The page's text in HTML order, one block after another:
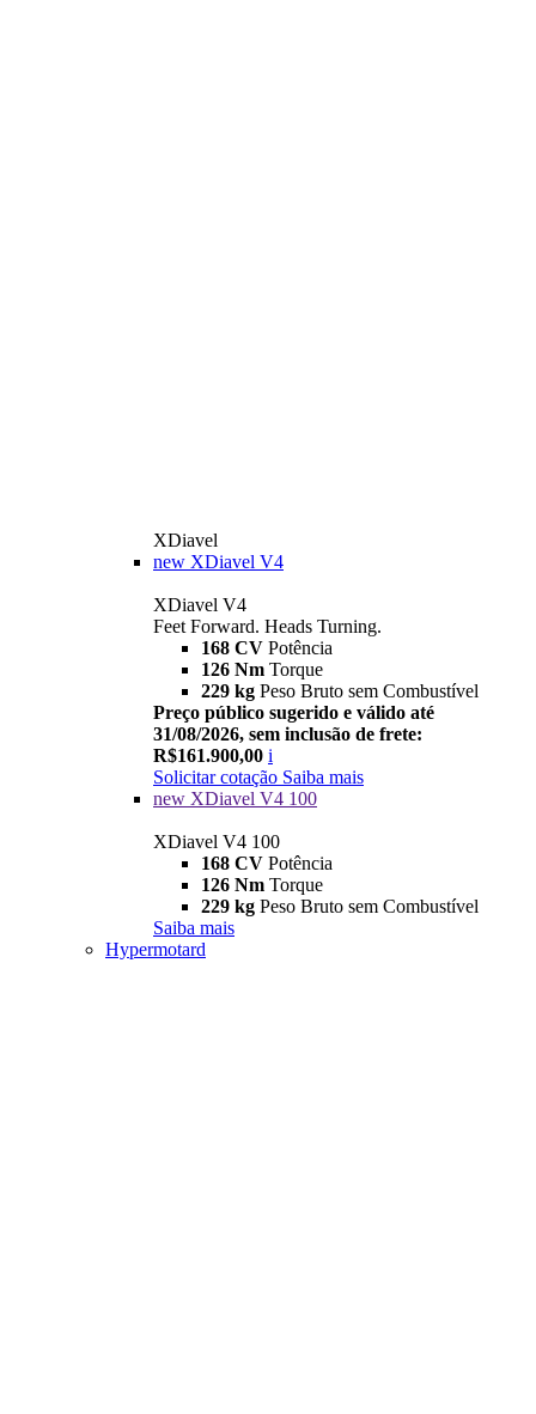
XDiavel
new XDiavel V4
XDiavel V4
Feet Forward. Heads Turning.
168 CV Potência
126 Nm Torque
229 kg Peso Bruto sem Combustível
Preço público sugerido e válido até
31/08/2026, sem inclusão de frete:
R$161.900,00 i
Solicitar cotação Saiba mais
new XDiavel V4 100
XDiavel V4 100
168 CV Potência
126 Nm Torque
229 kg Peso Bruto sem Combustível
Saiba mais
Hypermotard